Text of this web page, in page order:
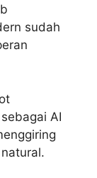
sudah
AI